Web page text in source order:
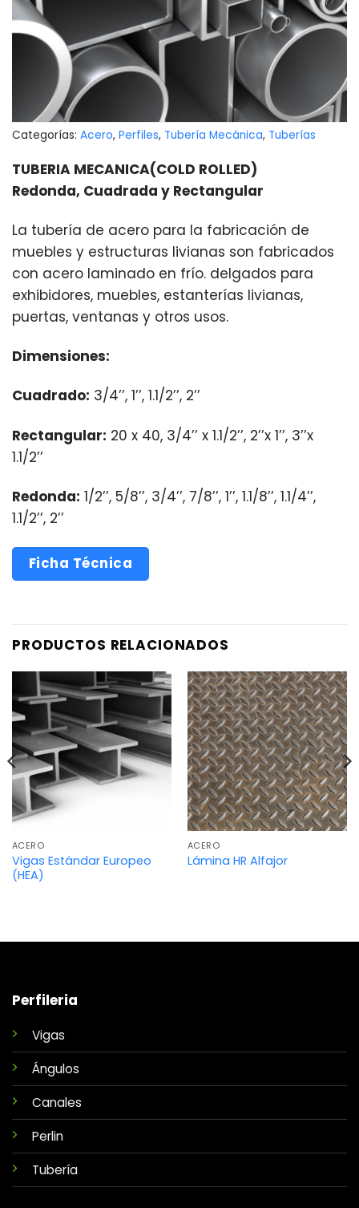
Categorías: Acero, Perfiles, Tubería Mecánica, Tuberías
TUBERIA MECANICA(COLD ROLLED)
Redonda, Cuadrada y Rectangular
La tubería de acero para la fabricación de
muebles y estructuras livianas son fabricados
con acero laminado en frío. delgados para
exhibidores, muebles, estanterías livianas,
puertas, ventanas y otros usos.
Dimensiones:
Cuadrado: 3/4’’, 1’’, 1.1/2’’, 2’’
Rectangular: 20 x 40, 3/4’’ x 1.1/2’’, 2’’x 1’’, 3’’x
1.1/2’’
Redonda: 1/2’’, 5/8’’, 3/4’’, 7/8’’, 1’’, 1.1/8’’, 1.1/4’’,
1.1/2’’, 2’’
Ficha Técnica
PRODUCTOS RELACIONADOS
ACERO
Vigas Estándar Europeo
(HEA)
ACERO
Lámina HR Alfajor
Perfileria
Vigas
Ángulos
Canales
Perlin
Tubería